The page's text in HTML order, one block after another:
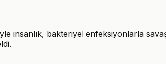
insanlık, bakteriyel enfeksiyonlarla